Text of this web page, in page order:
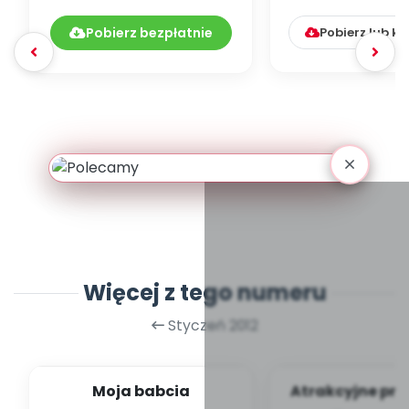
Pobierz bezpłatnie Pobierz lub
Więcej z tego numeru
Styczeń 2012
Moja babcia
Atrakcyjne